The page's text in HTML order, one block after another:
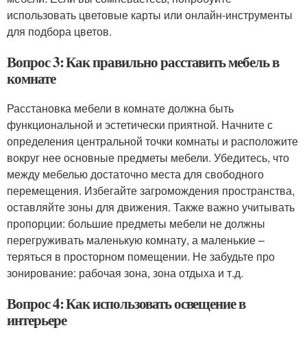
использовать цветовые карты или онлайн-инструменты
для подбора цветов.
Вопрос 3: Как правильно расставить мебель в
комнате
Расстановка мебели в комнате должна быть
функциональной и эстетически приятной. Начните с
определения центральной точки комнаты и расположите
вокруг нее основные предметы мебели. Убедитесь, что
между мебелью достаточно места для свободного
перемещения. Избегайте загромождения пространства,
оставляйте зоны для движения. Также важно учитывать
пропорции: большие предметы мебели не должны
перегруживать маленькую комнату, а маленькие –
теряться в просторном помещении. Не забудьте про
зонирование: рабочая зона, зона отдыха и т.д.
Вопрос 4: Как использовать освещение в
интерьере